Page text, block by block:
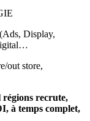
Display,
out store,
recrute,
à temps complet,